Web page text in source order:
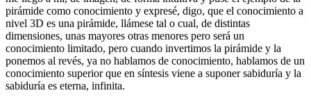
pirámide como conocimiento y expresé, digo, que el conocimiento a
nivel 3D es una pirámide, llámese tal o cual, de distintas
dimensiones, unas mayores otras menores pero será un
conocimiento limitado, pero cuando invertimos la pirámide y la
ponemos al revés, ya no hablamos de conocimiento, hablamos de un
conocimiento superior que en síntesis viene a suponer sabiduría y la
sabiduría es eterna, infinita.